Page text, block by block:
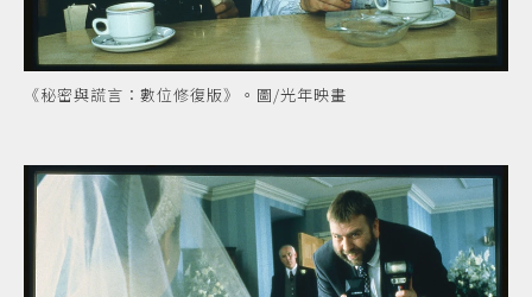
《秘密與謊言：數位修復版》。圖/光年映畫